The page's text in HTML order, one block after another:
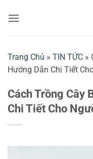
qua
Trang Chủ » TIN TỨC »
Hướng Dẫn Chi Tiết
Cách Trồng Cây
Chi Tiết Cho